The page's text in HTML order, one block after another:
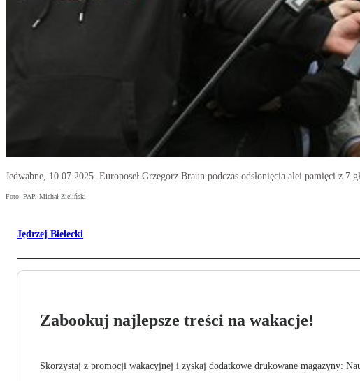
Jedwabne, 10.07.2025. Europoseł Grzegorz Braun podczas odsłonięcia alei pamięci z
Foto: PAP, Michał Zieliński
Jędrzej Bielecki
Zabookuj najlepsze treści na wakacje!
Skorzystaj z promocji wakacyjnej i zyskaj dodatkowe drukowane magazyny: